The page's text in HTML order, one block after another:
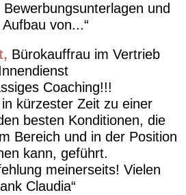
und
Aufbau von...
Bürokauffrau im Vertrieb
Coaching!!!
kürzester Zeit zu einer
besten Konditionen, die
Bereich und in der Position
kann, geführt.
meinerseits! Vielen
Claudia